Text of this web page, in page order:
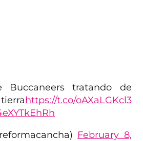
Buccaneers tratando de
https://t.co/oAXaLGKcl3
February 8,